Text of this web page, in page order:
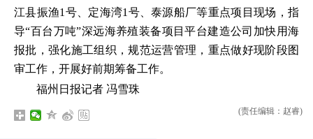
江县振渔1号、定海湾1号、泰源船厂等重点项目现场，指
导“百台万吨”深远海养殖装备项目平台建造公司加快用海
报批，强化施工组织，规范运营管理，重点做好现阶段图
审工作，开展好前期筹备工作。
福州日报记者 冯雪珠
(责任编辑：赵睿)